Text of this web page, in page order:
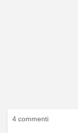
4 commenti